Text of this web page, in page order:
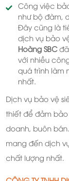
Công việc
như bộ đàm,
Đây cũng là
dịch vụ bảo
Hoàng SBC
với nhiều
quá trình làm
nhất.
Dịch vụ bảo vệ
thiết để đảm
doanh, buôn bán.
mang đến dịch
chất lượng nhất.